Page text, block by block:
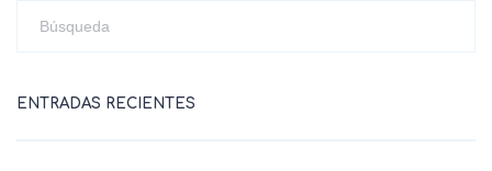
ENTRADAS RECIENTES